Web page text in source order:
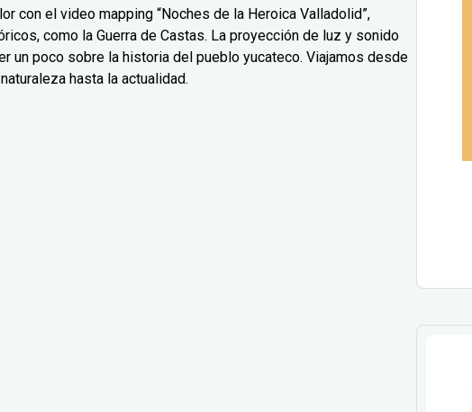
con el video mapping “Noches de la Heroica Valladolid”,
como la Guerra de Castas. La proyección de luz y sonido
un poco sobre la historia del pueblo yucateco. Viajamos desde
hasta la actualidad.